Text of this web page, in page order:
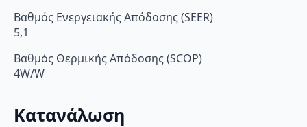
Βαθμός Ενεργειακής Απόδοσης (SEER)
5,1
Βαθμός Θερμικής Απόδοσης (SCOP)
4W/W
Κατανάλωση